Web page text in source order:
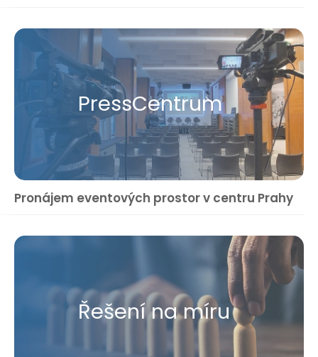
Press​Centrum
Pronájem eventových prostor v centru Prahy
Řešení na míru